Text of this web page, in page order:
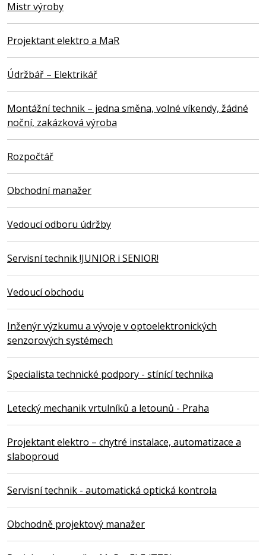
Mistr výroby
Projektant elektro a MaR
Údržbář – Elektrikář
Montážní technik – jedna směna, volné víkendy, žádné
noční, zakázková výroba
Rozpočtář
Obchodní manažer
Vedoucí odboru údržby
Servisní technik !JUNIOR i SENIOR!
Vedoucí obchodu
Inženýr výzkumu a vývoje v optoelektronických
senzorových systémech
Specialista technické podpory - stínící technika
Letecký mechanik vrtulníků a letounů - Praha
Projektant elektro – chytré instalace, automatizace a
slaboproud
Servisní technik - automatická optická kontrola
Obchodně projektový manažer